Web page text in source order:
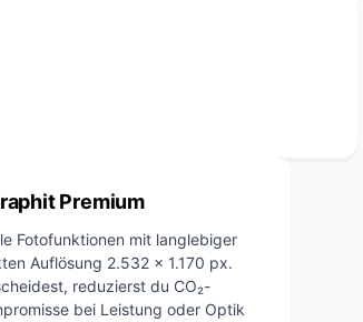
Premium
Fotofunktionen mit langlebiger
Auflösung 2.532 x 1.170 px.
reduzierst du CO₂-
bei Leistung oder Optik